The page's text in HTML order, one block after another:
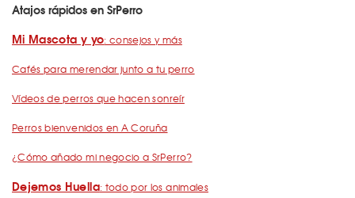
Atajos rápidos en SrPerro
Mi Mascota y yo: consejos y más
Cafés para merendar junto a tu perro
Vídeos de perros que hacen sonreír
Perros bienvenidos en A Coruña
¿Cómo añado mi negocio a SrPerro?
Dejemos Huella: todo por los animales